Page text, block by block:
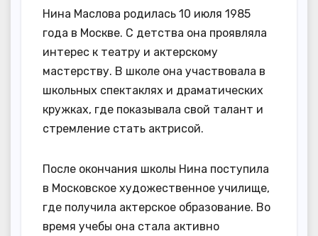
Нина Маслова родилась 10 июля 1985
года в Москве. С детства она проявляла
интерес к театру и актерскому
мастерству. В школе она участвовала в
школьных спектаклях и драматических
кружках, где показывала свой талант и
стремление стать актрисой.
После окончания школы Нина поступила
в Московское художественное училище,
где получила актерское образование. Во
время учебы она стала активно